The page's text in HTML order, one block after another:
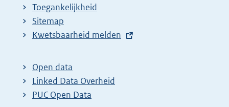
Toegankelijkheid
Sitemap
E
t
e
r
Kwetsbaarheid melden
Open data
Linked Data Overheid
PUC Open Data